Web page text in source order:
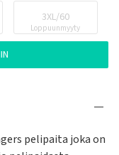
3XL/60
Loppuunmyyty
pelipaita joka on